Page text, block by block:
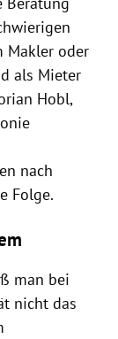
Makler oder
als Mieter
Hobl,
nach
Folge.
man bei
nicht das